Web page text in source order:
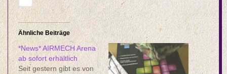
Ähnliche Beiträge
*News* AIRMECH Arena
ab sofort erhältlich
Seit gestern gibt es von